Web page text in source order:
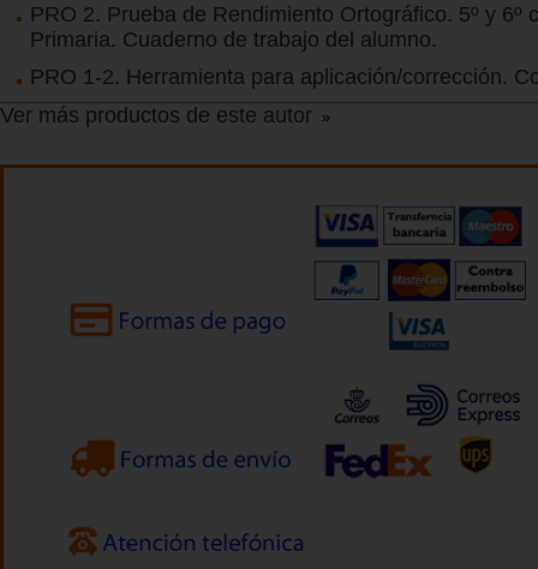
PRO 2. Prueba de Rendimiento Ortográfico. 5º y 6º
Primaria. Cuaderno de trabajo del alumno.
PRO 1-2. Herramienta para aplicación/corrección.
Ver más productos de este autor